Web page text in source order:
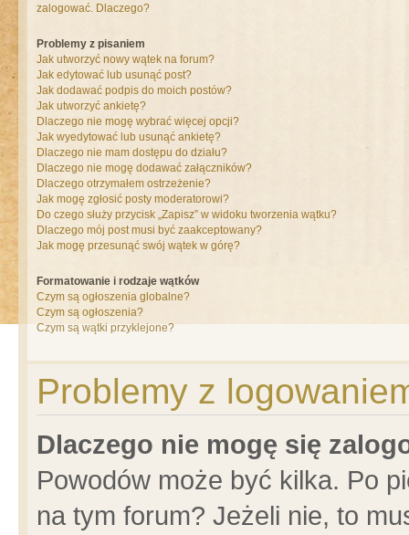
zalogować. Dlaczego?
Problemy z pisaniem
Jak utworzyć nowy wątek na forum?
Jak edytować lub usunąć post?
Jak dodawać podpis do moich postów?
Jak utworzyć ankietę?
Dlaczego nie mogę wybrać więcej opcji?
Jak wyedytować lub usunąć ankietę?
Dlaczego nie mam dostępu do działu?
Dlaczego nie mogę dodawać załączników?
Dlaczego otrzymałem ostrzeżenie?
Jak mogę zgłosić posty moderatorowi?
Do czego służy przycisk „Zapisz” w widoku tworzenia wątku?
Dlaczego mój post musi być zaakceptowany?
Jak mogę przesunąć swój wątek w górę?
Formatowanie i rodzaje wątków
Czym są ogłoszenia globalne?
Czym są ogłoszenia?
Czym są wątki przyklejone?
Problemy z
Dlaczego nie mogę się
Powodów może być kilka. Po
na tym forum? Jeżeli nie, to